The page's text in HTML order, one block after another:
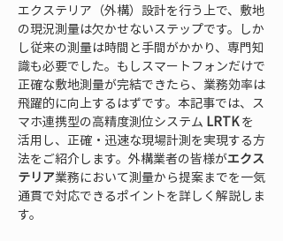
エクステリア（外構）設計を行う上で、敷地
の現況測量は欠かせないステップです。しか
し従来の測量は時間と手間がかかり、専門知
識も必要でした。もしスマートフォンだけで
正確な敷地測量が完結できたら、業務効率は
飛躍的に向上するはずです。本記事では、ス
マホ連携型の高精度測位システム LRTK を
活用し、正確・迅速な現場計測を実現する方
法をご紹介します。外構業者の皆様がエクス
テリア業務において測量から提案までを一気
通貫で対応できるポイントを詳しく解説しま
す。